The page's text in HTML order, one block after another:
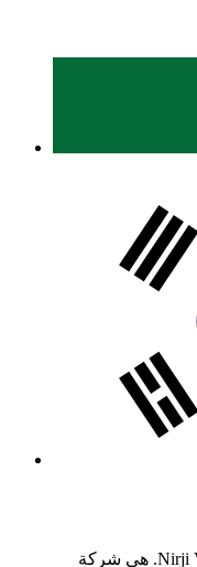
Nirji Ventures Pte. Ltd. هي شركة